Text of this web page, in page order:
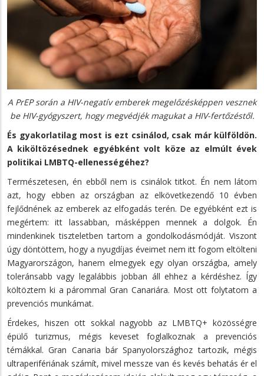
A PrEP során a HIV-negatív emberek megelőzésképpen vesznek
be HIV-gyógyszert, hogy megvédjék magukat a HIV-fertőzéstől.
És gyakorlatilag most is ezt csinálod, csak már külföldön.
A kiköltözésednek egyébként volt köze az elmúlt évek
politikai LMBTQ-ellenességéhez?
Természetesen, én ebből nem is csinálok titkot. Én nem látom
azt, hogy ebben az országban az elkövetkezendő 10 évben
fejlődnének az emberek az elfogadás terén. De egyébként ezt is
megértem: itt lassabban, másképpen mennek a dolgok. Én
mindenkinek tiszteletben tartom a gondolkodásmódját. Viszont
úgy döntöttem, hogy a nyugdíjas éveimet nem itt fogom eltölteni
Magyarországon, hanem elmegyek egy olyan országba, amely
toleránsabb vagy legalábbis jobban áll ehhez a kérdéshez. Így
költöztem ki a párommal Gran Canariára. Most ott folytatom a
prevenciós munkámat.
Érdekes, hiszen ott sokkal nagyobb az LMBTQ+ közösségre
épülő turizmus, mégis keveset foglalkoznak a prevenciós
témákkal. Gran Canaria bár Spanyolországhoz tartozik, mégis
ultraperifériának számít, mivel messze van és kevés behatás ér el